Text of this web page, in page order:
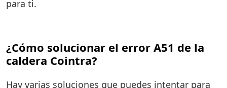
para ti.
¿Cómo solucionar el error A51 de la
caldera Cointra?
Hay varias soluciones que puedes intentar para